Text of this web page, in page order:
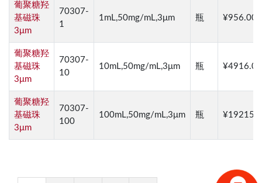
葡聚糖羟
基磁珠
3μm
70307-
1
1mL,50mg/mL,3μm 瓶 ¥956.00
葡聚糖羟
基磁珠
3μm
70307-
10
10mL,50mg/mL,3μm 瓶 ¥4916.00
葡聚糖羟
基磁珠
3μm
70307-
100
100mL,50mg/mL,3μm 瓶